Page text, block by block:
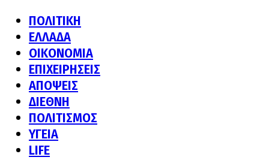
ΠΟΛΙΤΙΚΗ
ΕΛΛΑΔΑ
ΟΙΚΟΝΟΜΙΑ
ΕΠΙΧΕΙΡΗΣΕΙΣ
ΑΠΟΨΕΙΣ
ΔΙΕΘΝΗ
ΠΟΛΙΤΙΣΜΟΣ
ΥΓΕΙΑ
LIFE